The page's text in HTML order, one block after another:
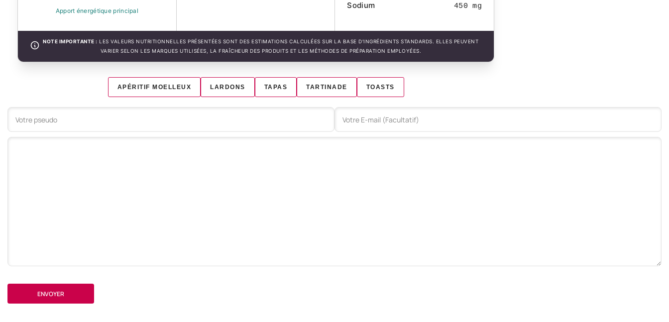
Apport énergétique principal
Sodium 450 mg
NOTE IMPORTANTE : LES VALEURS NUTRITIONNELLES PRÉSENTÉES SONT DES ESTIMATIONS CALCULÉES SUR LA BASE D'INGRÉDIENTS STANDARDS. ELLES PEUVENT
VARIER SELON LES MARQUES UTILISÉES, LA FRAÎCHEUR DES PRODUITS ET LES MÉTHODES DE PRÉPARATION EMPLOYÉES.
APÉRITIF MOELLEUX LARDONS TAPAS TARTINADE TOASTS
Votre commentaire
ENVOYER